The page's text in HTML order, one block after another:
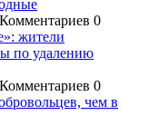
0
жители
по удалению
0
чем в